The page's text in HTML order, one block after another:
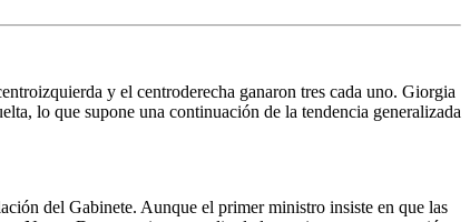
y el centroderecha ganaron tres cada uno. Giorgia
lo que supone una continuación de la tendencia generalizada
del Gabinete. Aunque el primer ministro insiste en que las